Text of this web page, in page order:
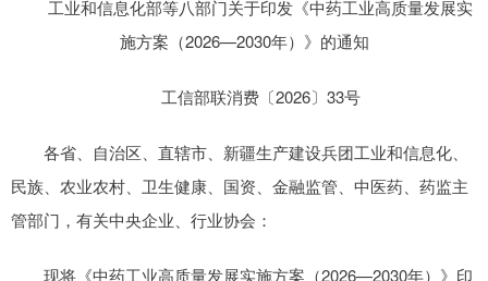
工业和信息化部等八部门关于印发《中药工业高质量发展实
施方案（2026—2030年）》的通知
工信部联消费〔2026〕33号
各省、自治区、直辖市、新疆生产建设兵团工业和信息化、
民族、农业农村、卫生健康、国资、金融监管、中医药、药监主
管部门，有关中央企业、行业协会：
现将《中药工业高质量发展实施方案（2026—2030年）》印